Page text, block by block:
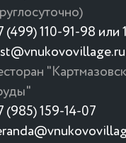
(499) 110-91-98 или
(985) 159-14-07